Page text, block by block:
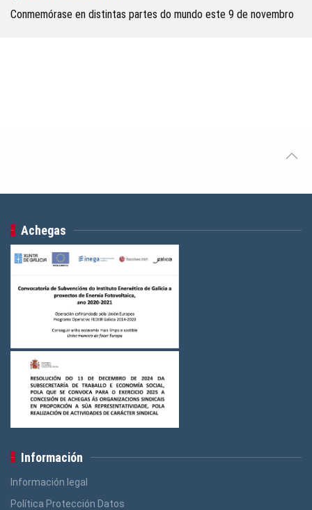
Conmemórase en distintas partes do mundo este 9 de novembro
Achegas
Información
Información legal
Política Protección Datos